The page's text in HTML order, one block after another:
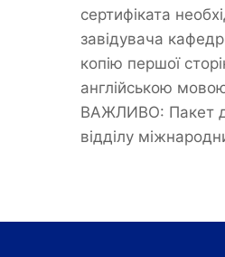
сертифіката
завідувача
копію першої
англійською
ВАЖЛИВО: Пакет
відділу